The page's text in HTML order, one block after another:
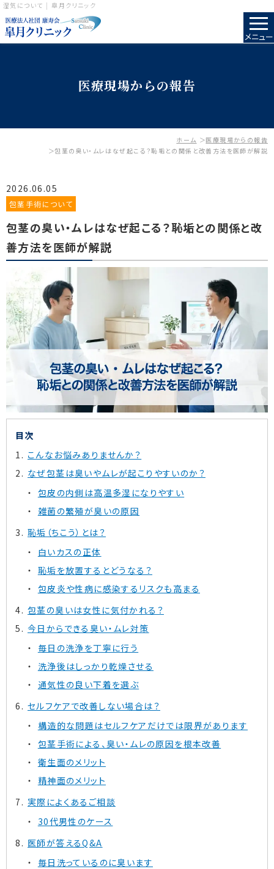
湿気について | 皐月クリニック
メニュー
医療現場からの報告
ホーム
医療現場からの報告
包茎の臭い・ムレはなぜ起こる？恥垢との関係と改善方法を医師が解説
2026.06.05
包茎手術について
包茎の臭い・ムレはなぜ起こる？恥垢との関係と改
善方法を医師が解説
目次
こんなお悩みありませんか？
なぜ包茎は臭いやムレが起こりやすいのか？
包皮の内側は高温多湿になりやすい
雑菌の繁殖が臭いの原因
恥垢（ちこう）とは？
白いカスの正体
恥垢を放置するとどうなる？
包皮炎や性病に感染するリスクも高まる
包茎の臭いは女性に気付かれる？
今日からできる臭い・ムレ対策
毎日の洗浄を丁寧に行う
洗浄後はしっかり乾燥させる
通気性の良い下着を選ぶ
セルフケアで改善しない場合は？
構造的な問題はセルフケアだけでは限界があります
包茎手術による、臭い・ムレの原因を根本改善
衛生面のメリット
精神面のメリット
実際によくあるご相談
30代男性のケース
医師が答えるQ&A
毎日洗っているのに臭います